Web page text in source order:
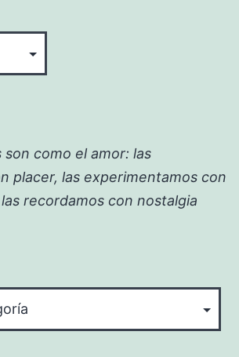
son como el amor: las
placer, las experimentamos con
recordamos con nostalgia